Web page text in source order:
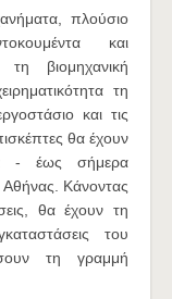
πλούσιο
και
τη βιομηχανική
τη
και τις
θα έχουν
- έως σήμερα
Αθήνας. Κάνοντας
θα έχουν τη
του
τη γραμμή